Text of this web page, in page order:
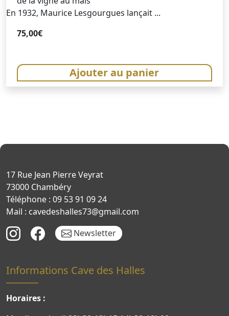
En 1932, Maurice Lesgourgues lançait ...
75,00€
Ajouter au panier
17 Rue Jean Pierre Veyrat
73000 Chambéry
Téléphone : 09 53 91 09 24
Mail : cavedeshalles73@gmail.com
Newsletter
Informations Cave des Halles
Horaires :